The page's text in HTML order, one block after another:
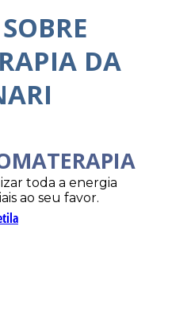
DA
toda a energia
ao seu favor.